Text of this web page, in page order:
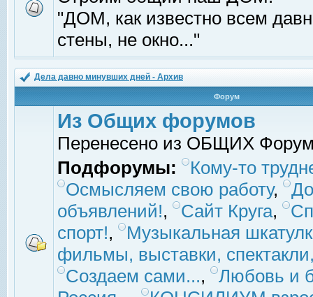
"ДОМ, как известно всем
стены, не окно..."
Дела давно минувших дней - Архив
Форум
Из Общих форумов
Перенесено из ОБЩИХ
Подфорумы:
Кому-то
Осмысляем свою работу,
объявлений!, Сайт Круга,
спорт!,
Музыкальная
фильмы, выставки,
Создаем сами...,
Любовь и